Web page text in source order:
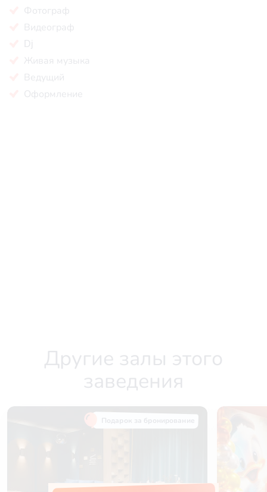
Фотограф
Видеограф
Dj
Живая музыка
Ведущий
Оформление
Другие залы этого
заведения